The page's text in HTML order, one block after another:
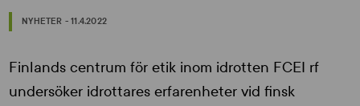
NYHETER - 11.4.2022
Finlands centrum för etik inom idrotten FCEI rf
undersöker idrottares erfarenheter vid finsk